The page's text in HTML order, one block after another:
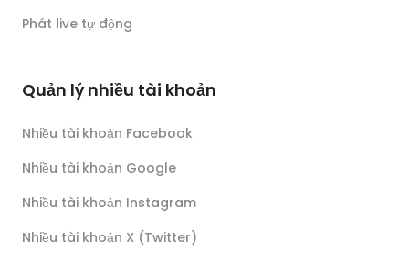
Phát live tự động
Quản lý nhiều tài khoản
Nhiều tài khoản Facebook
Nhiều tài khoản Google
Nhiều tài khoản Instagram
Nhiều tài khoản X (Twitter)